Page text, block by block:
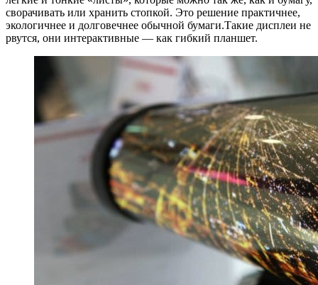
сворачивать или хранить стопкой. Это решение практичнее,
экологичнее и долговечнее обычной бумаги.Такие дисплеи не
рвутся, они интерактивные — как гибкий планшет.